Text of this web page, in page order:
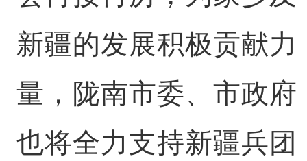
新疆的发展积极贡献力
量，陇南市委、市政府
也将全力支持新疆兵团